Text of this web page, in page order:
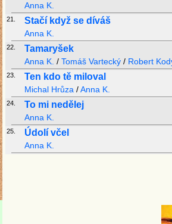
Anna K.
21. Stačí když se díváš
Anna K.
22. Tamaryšek
Anna K. / Tomáš Vartecký / Robert
23. Ten kdo tě miloval
Michal Hrůza /Anna K.
24. To mi nedělej
Anna K.
25. Údolí včel
Anna K.